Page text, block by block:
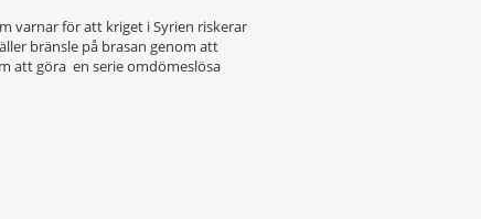
varnar för att kriget i Syrien riskerar
bränsle på brasan genom att
att göra en serie omdömeslösa